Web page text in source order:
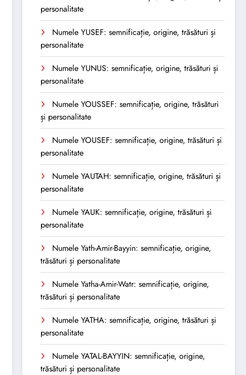
personalitate
Numele YUSEF: semnificație, origine, trăsături și
personalitate
Numele YUNUS: semnificație, origine, trăsături și
personalitate
Numele YOUSSEF: semnificație, origine, trăsături
și personalitate
Numele YOUSEF: semnificație, origine, trăsături și
personalitate
Numele YAUTAH: semnificație, origine, trăsături și
personalitate
Numele YAUK: semnificație, origine, trăsături și
personalitate
Numele Yath-Amir-Bayyin: semnificație, origine,
trăsături și personalitate
Numele Yatha-Amir-Watr: semnificație, origine,
trăsături și personalitate
Numele YATHA: semnificație, origine, trăsături și
personalitate
Numele YATAL-BAYYIN: semnificație, origine,
trăsături și personalitate